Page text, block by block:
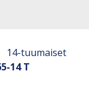
14-tuumaiset
14 T